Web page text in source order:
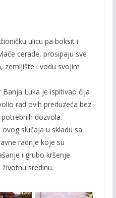
ulicu pa boksit i
cerade, prosipaju sve
zemljište i vodu svojim
Luka je ispitivao čija
rad ovih preduzeća bez
dozvola.
slučaja u skladu sa
radnje koje su
i grubo kršenje
sredinu.